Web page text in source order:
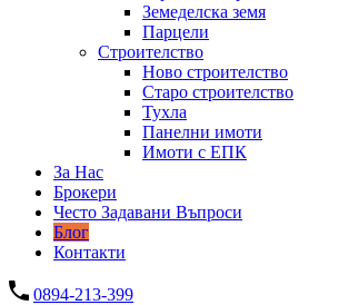
Земеделска земя
Парцели
Строителство
Ново строителство
Старо строителство
Тухла
Панелни имоти
Имоти с ЕПК
За Нас
Брокери
Често Задавани Въпроси
Блог
Контакти
0894-213-399